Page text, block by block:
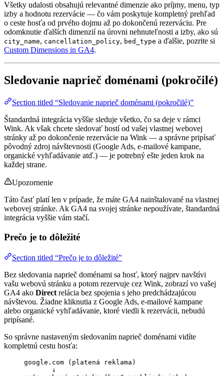
Všetky udalosti obsahujú relevantné dimenzie ako príjmy, menu, typ
izby a hodnotu rezervácie — čo vám poskytuje kompletný prehľad
o ceste hosťa od prvého dojmu až po dokončenú rezerváciu. Pre
odomknutie ďalších dimenzií na úrovni nehnuteľnosti a izby, ako sú
city_name, cancellation_policy, bed_type a ďalšie, pozrite si
Custom Dimensions in GA4.
Sledovanie naprieč doménami (pokročilé)
Section titled “Sledovanie naprieč doménami (pokročilé)”
Štandardná integrácia vyššie sleduje všetko, čo sa deje v rámci
Wink. Ak však chcete sledovať hostí od vašej vlastnej webovej
stránky až po dokončenie rezervácie na Wink — a správne pripísať
pôvodný zdroj návštevnosti (Google Ads, e-mailové kampane,
organické vyhľadávanie atď.) — je potrebný ešte jeden krok na
každej strane.
Upozornenie
Táto časť platí len v prípade, že máte GA4 nainštalované na vlastnej
webovej stránke. Ak GA4 na svojej stránke nepoužívate, štandardná
integrácia vyššie vám stačí.
Prečo je to dôležité
Section titled “Prečo je to dôležité”
Bez sledovania naprieč doménami sa hosť, ktorý najprv navštívi
vašu webovú stránku a potom rezervuje cez Wink, zobrazí vo vašej
GA4 ako Direct relácia bez spojenia s jeho predchádzajúcou
návštevou. Žiadne kliknutia z Google Ads, e-mailové kampane
alebo organické vyhľadávanie, ktoré viedli k rezervácii, nebudú
pripísané.
So správne nastaveným sledovaním naprieč doménami vidíte
kompletnú cestu hosťa:
google.com (platená reklama)
↓